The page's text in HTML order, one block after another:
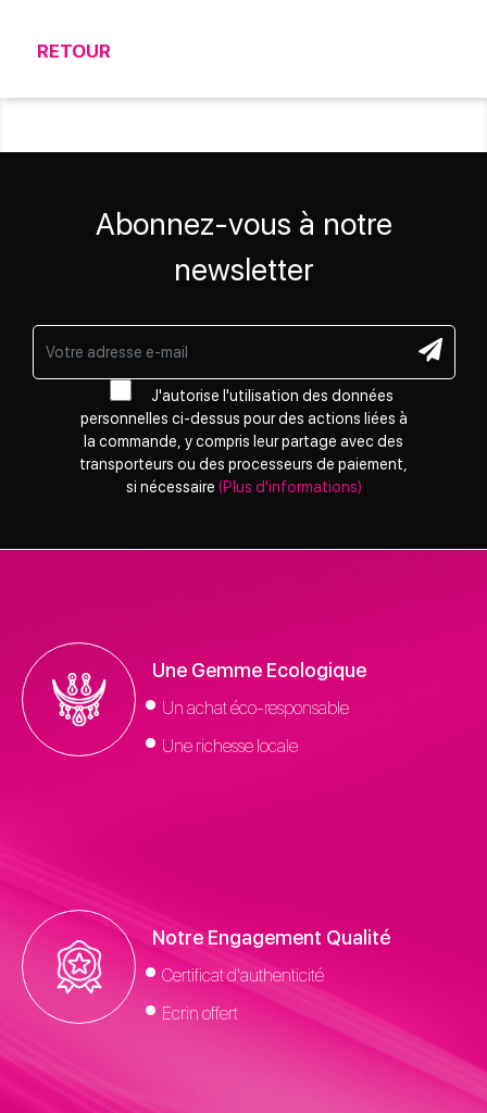
RETOUR
Abonnez-vous à notre
newsletter
J'autorise l'utilisation des données
personnelles ci-dessus pour des actions liées à
la commande, y compris leur partage avec des
transporteurs ou des processeurs de paiement,
si nécessaire (Plus d'informations)
Une Gemme Ecologique
Un achat éco-responsable
Une richesse locale
Notre Engagement Qualité
Certificat d'authenticité
Ecrin offert